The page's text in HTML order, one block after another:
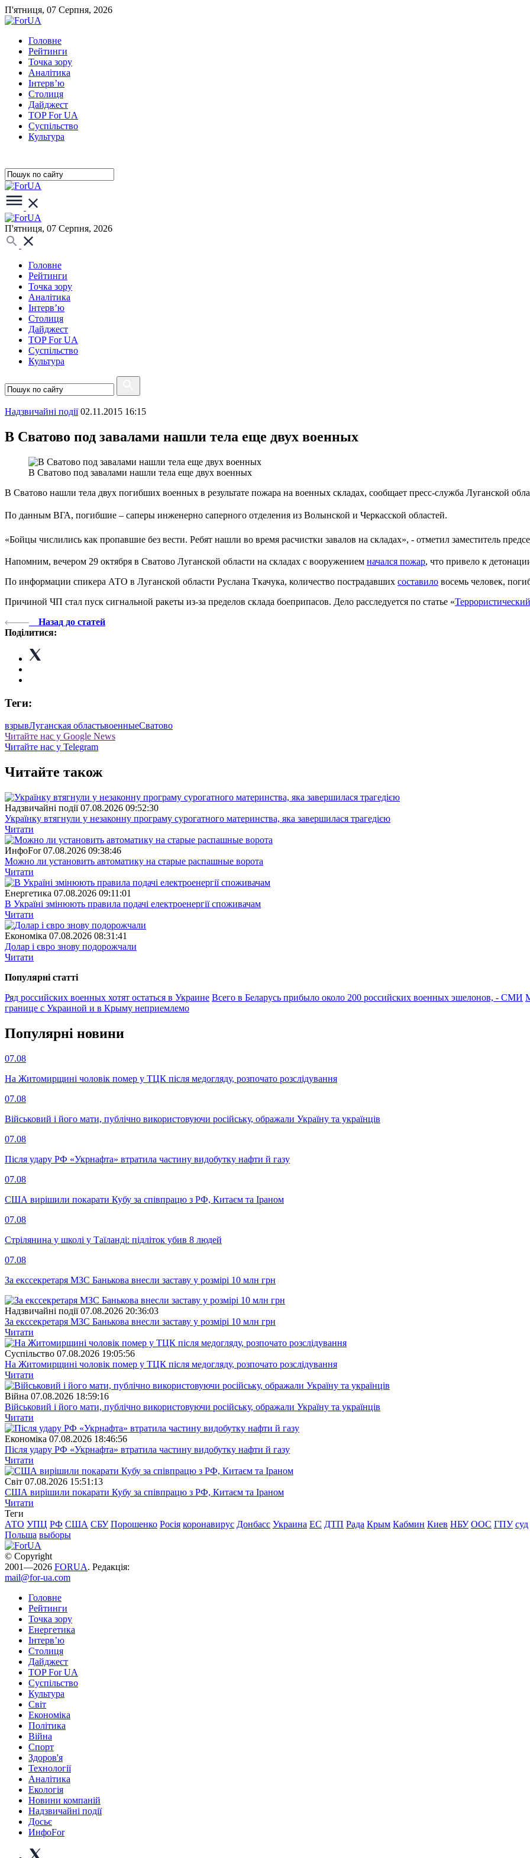
П'ятниця, 07 Серпня, 2026
Головне
Рейтинги
Точка зору
Аналітика
Інтерв’ю
Столиця
Дайджест
TOP For UA
Суспiльство
Культура
П'ятниця, 07 Серпня, 2026
Головне
Рейтинги
Точка зору
Аналітика
Інтерв’ю
Столиця
Дайджест
TOP For UA
Суспiльство
Культура
Надзвичайні події 02.11.2015 16:15
В Сватово под завалами нашли тела еще двух военных
В Сватово под завалами нашли тела еще двух военных
В Сватово нашли тела двух погибших военных в результате пожара на военных складах, сообщает пресс-служба Луганской
По данным ВГА, погибшие – саперы инженерно саперного отделения из Волынской и Черкасской областей.
«Бойцы числились как пропавшие без вести. Ребят нашли во время расчистки завалов на складах», - отметил заместитель
Напомним, вечером 29 октября в Сватово Луганской области на складах с вооружением начался пожар, что привело к
По информации спикера АТО в Луганской области Руслана Ткачука, количество пострадавших составило восемь человек,
Причиной ЧП стал пуск сигнальной ракеты из-за пределов склада боеприпасов. Дело расследуется по статье «
Назад до статей
Поділитися:
Теги:
взрывЛуганская областьвоенныеСватово
Читайте нас у Google News
Читайте нас у Telegram
Читайте також
Надзвичайні події 07.08.2026 09:52:30
Українку втягнули у незаконну програму сурогатного материнства, яка завершилася трагедією
Читати
ИнфоFor 07.08.2026 09:38:46
Можно ли установить автоматику на старые распашные ворота
Читати
Енергетика 07.08.2026 09:11:01
В Україні змінюють правила подачі електроенергії споживачам
Читати
Економіка 07.08.2026 08:31:41
Долар і євро знову подорожчали
Читати
Популярнi статтi
Ряд российских военных хотят остаться в Украине Всего в Беларусь прибыло около 200 российских военных эшелонов, - СМИ
границе с Украиной и в Крыму неприемлемо
Популярнi новини
07.08
На Житомирщині чоловік помер у ТЦК після медогляду, розпочато розслідування
07.08
Військовий і його мати, публічно використовуючи російську, ображали Україну та українців
07.08
Після удару РФ «Укрнафта» втратила частину видобутку нафти й газу
07.08
США вирішили покарати Кубу за співпрацю з РФ, Китаєм та Іраном
07.08
Стрілянина у школі у Таїланді: підліток убив 8 людей
07.08
За екссекретаря МЗС Банькова внесли заставу у розмірі 10 млн грн
Надзвичайні події 07.08.2026 20:36:03
За екссекретаря МЗС Банькова внесли заставу у розмірі 10 млн грн
Читати
Суспiльство 07.08.2026 19:05:56
На Житомирщині чоловік помер у ТЦК після медогляду, розпочато розслідування
Читати
Війна 07.08.2026 18:59:16
Військовий і його мати, публічно використовуючи російську, ображали Україну та українців
Читати
Економіка 07.08.2026 18:46:56
Після удару РФ «Укрнафта» втратила частину видобутку нафти й газу
Читати
Свiт 07.08.2026 15:51:13
США вирішили покарати Кубу за співпрацю з РФ, Китаєм та Іраном
Читати
Теги
АТО УПЦ РФ США СБУ Порошенко Росія коронавирус Донбасс Украина ЕС ДТП Рада Крым Кабмин Киев НБУ ООС ГПУ суд
Польша выборы
© Copyright
2001—2026 FORUA. Редакція:
mail@for-ua.com
Головне
Рейтинги
Точка зору
Енергетика
Інтерв’ю
Столиця
Дайджест
TOP For UA
Суспiльство
Культура
Світ
Економіка
Політика
Війна
Спорт
Здоров'я
Технології
Аналітика
Екологія
Новини компаній
Надзвичайні події
Досьє
ИнфоFor